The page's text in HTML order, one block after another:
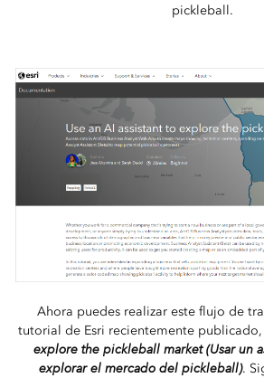
pickleball.
Ahora puedes realizar este flujo de
tutorial de Esri recientemente publicado,
explore the pickleball market (Usar un
explorar el mercado del pickleball).